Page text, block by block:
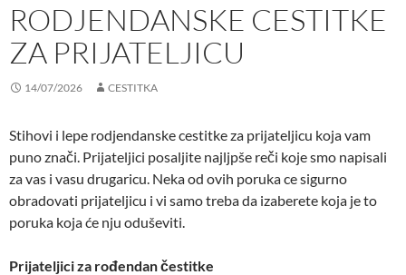
RODJENDANSKE CESTITKE
ZA PRIJATELJICU
14/07/2026 CESTITKA
Stihovi i lepe rodjendanske cestitke za prijateljicu koja vam
puno znači. Prijateljici posaljite najljpše reči koje smo napisali
za vas i vasu drugaricu. Neka od ovih poruka ce sigurno
obradovati prijateljicu i vi samo treba da izaberete koja je to
poruka koja će nju oduševiti.
Prijateljici za rođendan čestitke